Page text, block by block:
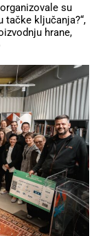
su
ključanja?“,
hrane,